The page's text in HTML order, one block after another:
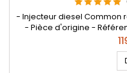
- Injecteur diesel Common
- Pièce d'origine -
EJBR01801Z , EJBR04001D ,
8200567290 ,
, 166009384R - Pour